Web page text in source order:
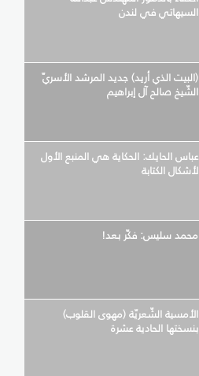
السيهاتي في لندن
(البيت الذي أريد) جديد المرشد الأسريّ
الشّيخ صالح آل إبراهيم
عباس الحايك: الحكاية هي المنبع الأول
لأشكال الكتابة
محمد سليس: فكّر بعد!
الأمسية الشّعريّة (مهوى القلوب)
بنسختها الحادية عشرة